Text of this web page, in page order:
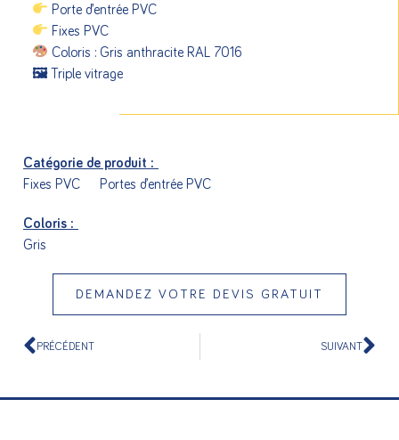
Porte d’entrée PVC
Fixes PVC
Coloris : Gris anthracite RAL 7016
🖼 Triple vitrage
Catégorie de produit :
Fixes PVC
Portes d’entrée PVC
Coloris :
Gris
DEMANDEZ VOTRE DEVIS GRATUIT
PRÉCÉDENT SUIVANT